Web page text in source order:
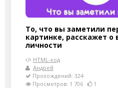
То, что вы заметили
картинке, расскажет о
личности
HTML-код
Андрей
Прохождений: 324
Просмотров: 1 706
1